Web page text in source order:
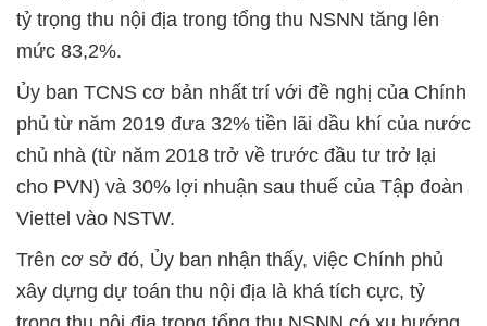
tỷ trọng thu nội địa trong tổng thu NSNN tăng lên
mức 83,2%.
Ủy ban TCNS cơ bản nhất trí với đề nghị của Chính
phủ từ năm 2019 đưa 32% tiền lãi dầu khí của nước
chủ nhà (từ năm 2018 trở về trước đầu tư trở lại
cho PVN) và 30% lợi nhuận sau thuế của Tập đoàn
Viettel vào NSTW.
Trên cơ sở đó, Ủy ban nhận thấy, việc Chính phủ
xây dựng dự toán thu nội địa là khá tích cực, tỷ